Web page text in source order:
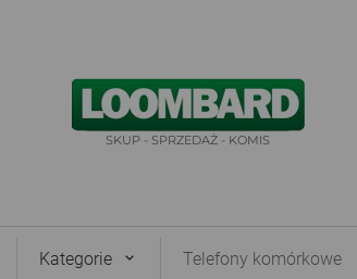
SKUP - SPRZEDAŻ - KOMIS
Kategorie Telefony komórkowe